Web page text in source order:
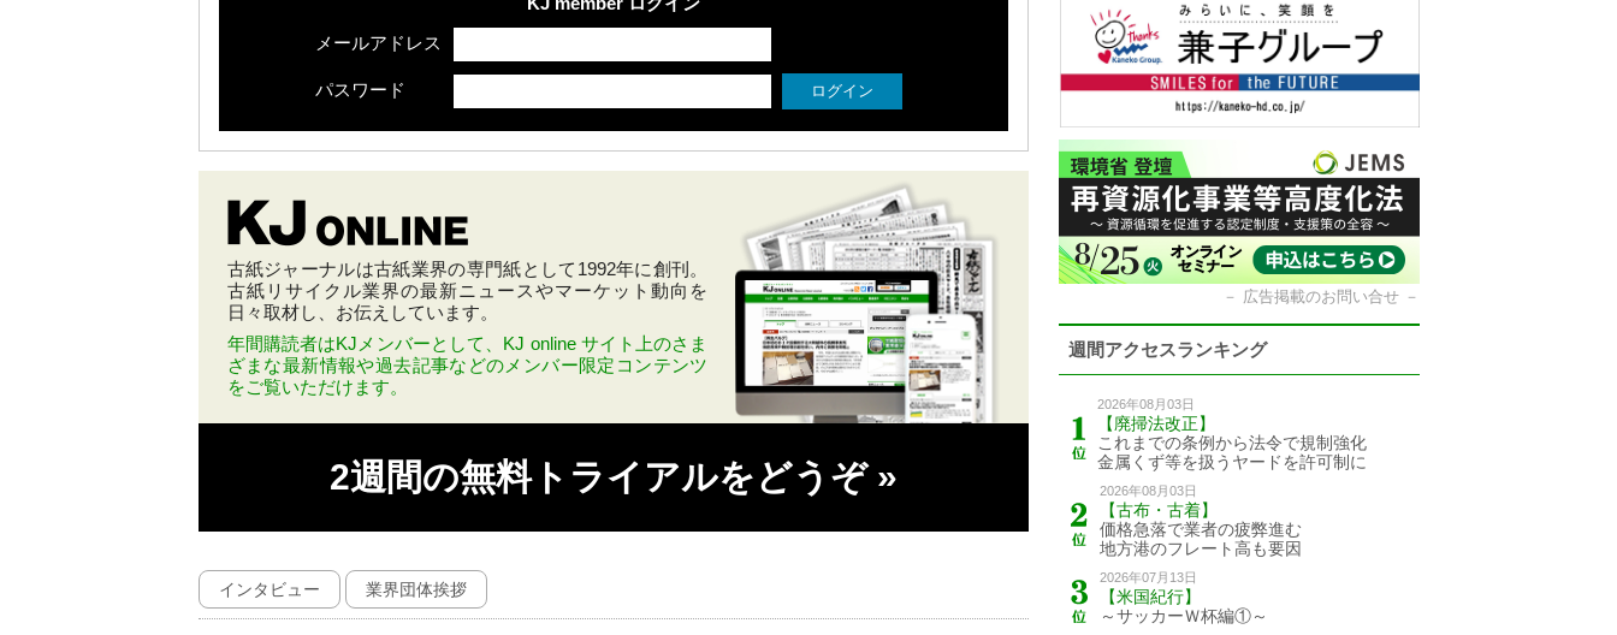
メールアドレス
パスワード
古紙ジャーナルは古紙業界の専門紙として1992年に創刊。
古紙リサイクル業界の最新ニュースやマーケット動向を
日々取材し、お伝えしています。
年間購読者はKJメンバーとして、KJ online サイト上のさま
ざまな最新情報や過去記事などのメンバー限定コンテンツ
をご覧いただけます。
2週間の無料トライアルをどうぞ »
インタビュー 業界団体挨拶
－ 広告掲載のお問い合せ－
週間アクセスランキング
2026年08月03日
【廃掃法改正】
これまでの条例から法令で規制強化
金属くず等を扱うヤードを許可制に
2026年08月03日
【古布・古着】
価格急落で業者の疲弊進む
地方港のフレート高も要因
2026年07月13日
【米国紀行】
～サッカーＷ杯編①～